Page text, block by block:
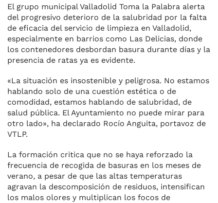
El grupo municipal Valladolid Toma la Palabra alerta
del progresivo deterioro de la salubridad por la falta
de eficacia del servicio de limpieza en Valladolid,
especialmente en barrios como Las Delicias, donde
los contenedores desbordan basura durante días y la
presencia de ratas ya es evidente.
«La situación es insostenible y peligrosa. No estamos
hablando solo de una cuestión estética o de
comodidad, estamos hablando de salubridad, de
salud pública. El Ayuntamiento no puede mirar para
otro lado», ha declarado Rocío Anguita, portavoz de
VTLP.
La formación critica que no se haya reforzado la
frecuencia de recogida de basuras en los meses de
verano, a pesar de que las altas temperaturas
agravan la descomposición de residuos, intensifican
los malos olores y multiplican los focos de